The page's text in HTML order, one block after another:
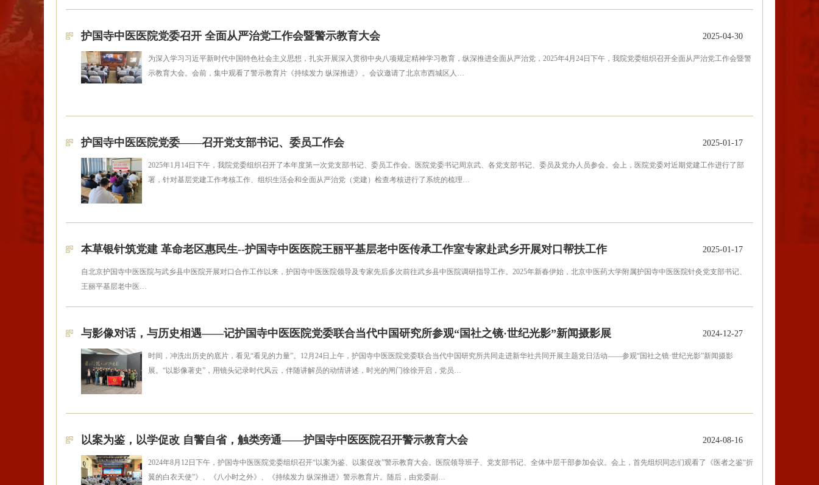
2025-04-30
护国寺中医医院党委召开 全面从严治党工作会暨警示教育大会
为深入学习习近平新时代中国特色社会主义思想，扎实开展深入贯彻中央八项规定精神学习教育，纵深推进全面从严治党，2025年4月24日下午，我院党委组织召开全面从严治党工作会暨警
示教育大会。会前，集中观看了警示教育片《持续发力 纵深推进》。会议邀请了北京市西城区人…
2025-01-17
护国寺中医医院党委——召开党支部书记、委员工作会
2025年1月14日下午，我院党委组织召开了本年度第一次党支部书记、委员工作会。医院党委书记周京武、各党支部书记、委员及党办人员参会。会上，医院党委对近期党建工作进行了部
署，针对基层党建工作考核工作、组织生活会和全面从严治党（党建）检查考核进行了系统的梳理…
2025-01-17
本草银针筑党建 革命老区惠民生--护国寺中医医院王丽平基层老中医传承工作室专家赴武乡开展对口帮扶工作
自北京护国寺中医医院与武乡县中医院开展对口合作工作以来，护国寺中医医院领导及专家先后多次前往武乡县中医院调研指导工作。2025年新春伊始，北京中医药大学附属护国寺中医医院针灸党支部书记、
王丽平基层老中医…
2024-12-27
与影像对话，与历史相遇——记护国寺中医医院党委联合当代中国研究所参观“国社之镜·世纪光影”新闻摄影展
时间，冲洗出历史的底片，看见“看见的力量”。12月24日上午，护国寺中医医院党委联合当代中国研究所共同走进新华社共同开展主题党日活动——参观“国社之镜·世纪光影”新闻摄影
展。“以影像著史”，用镜头记录时代风云，伴随讲解员的动情讲述，时光的闸门徐徐开启，党员…
2024-08-16
以案为鉴，以学促改 自警自省，触类旁通——护国寺中医医院召开警示教育大会
2024年8月12日下午，护国寺中医医院党委组织召开“以案为鉴、以案促改”警示教育大会。医院领导班子、党支部书记、全体中层干部参加会议。会上，首先组织同志们观看了《医者之鉴“折
翼的白衣天使”》、《八小时之外》、《持续发力 纵深推进》警示教育片。随后，由党委副…